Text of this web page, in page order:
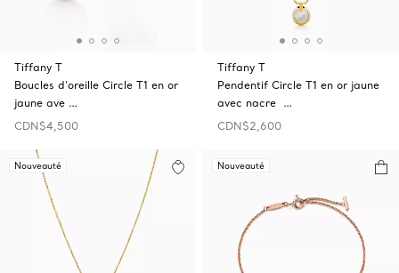
Tiffany T
Boucles d’oreille Circle T1 en or
jaune ave …
CDN$4,500
Tiffany T
Pendentif Circle T1 en or jaune
avec nacre …
CDN$2,600
Nouveauté Nouveauté